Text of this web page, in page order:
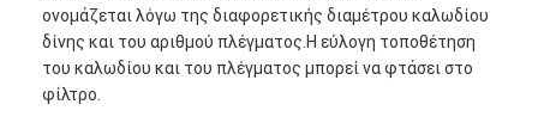
ονομάζεται λόγω της διαφορετικής διαμέτρου καλωδίου
δίνης και του αριθμού πλέγματος.Η εύλογη τοποθέτηση
του καλωδίου και του πλέγματος μπορεί να φτάσει στο
φίλτρο.